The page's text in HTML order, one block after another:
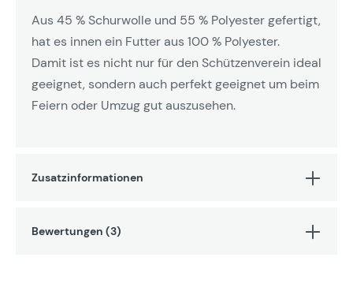
Aus 45 % Schurwolle und 55 % Polyester gefertigt,
hat es innen ein Futter aus 100 % Polyester.
Damit ist es nicht nur für den Schützenverein ideal
geeignet, sondern auch perfekt geeignet um beim
Feiern oder Umzug gut auszusehen.
Zusatzinformationen
Bewertungen (3)